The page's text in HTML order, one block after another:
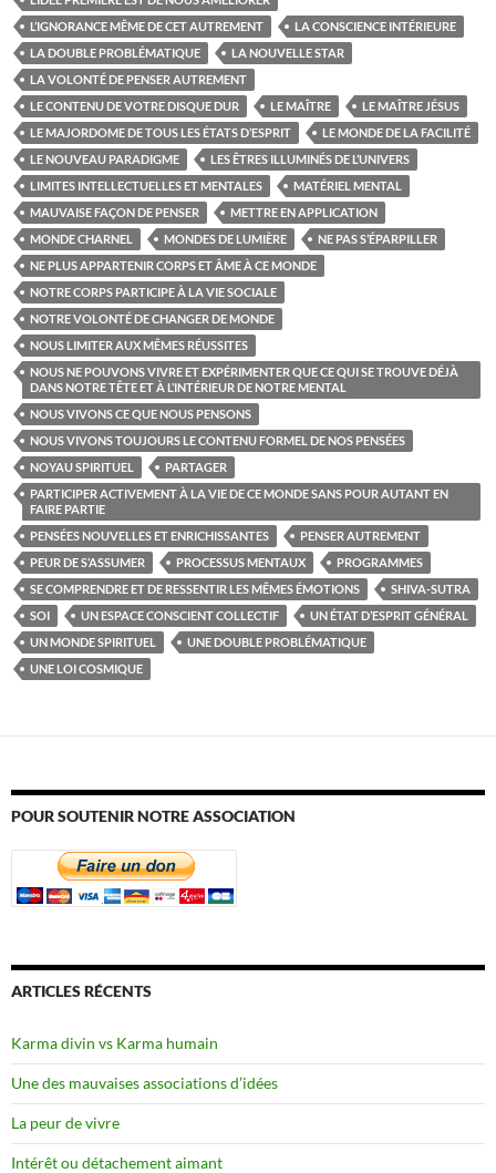
L’IGNORANCE MÊME DE CET AUTREMENT
LA CONSCIENCE INTÉRIEURE
LA DOUBLE PROBLÉMATIQUE
LA NOUVELLE STAR
LA VOLONTÉ DE PENSER AUTREMENT
LE CONTENU DE VOTRE DISQUE DUR
LE MAÎTRE
LE MAÎTRE JÉSUS
LE MAJORDOME DE TOUS LES ÉTATS D’ESPRIT
LE MONDE DE LA FACILITÉ
LE NOUVEAU PARADIGME
LES ÊTRES ILLUMINÉS DE L’UNIVERS
LIMITES INTELLECTUELLES ET MENTALES
MATÉRIEL MENTAL
MAUVAISE FAÇON DE PENSER
METTRE EN APPLICATION
MONDE CHARNEL
MONDES DE LUMIÈRE
NE PAS S’ÉPARPILLER
NE PLUS APPARTENIR CORPS ET ÂME À CE MONDE
NOTRE CORPS PARTICIPE À LA VIE SOCIALE
NOTRE VOLONTÉ DE CHANGER DE MONDE
NOUS LIMITER AUX MÊMES RÉUSSITES
NOUS NE POUVONS VIVRE ET EXPÉRIMENTER QUE CE QUI SE TROUVE DÉJÀ
DANS NOTRE TÊTE ET À L’INTÉRIEUR DE NOTRE MENTAL
NOUS VIVONS CE QUE NOUS PENSONS
NOUS VIVONS TOUJOURS LE CONTENU FORMEL DE NOS PENSÉES
NOYAU SPIRITUEL
PARTAGER
PARTICIPER ACTIVEMENT À LA VIE DE CE MONDE SANS POUR AUTANT EN
FAIRE PARTIE
PENSÉES NOUVELLES ET ENRICHISSANTES
PENSER AUTREMENT
PEUR DE S’ASSUMER
PROCESSUS MENTAUX
PROGRAMMES
SE COMPRENDRE ET DE RESSENTIR LES MÊMES ÉMOTIONS
SHIVA-SUTRA
SOI
UN ESPACE CONSCIENT COLLECTIF
UN ÉTAT D’ESPRIT GÉNÉRAL
UN MONDE SPIRITUEL
UNE DOUBLE PROBLÉMATIQUE
UNE LOI COSMIQUE
POUR SOUTENIR NOTRE ASSOCIATION
ARTICLES RÉCENTS
Karma divin vs Karma humain
Une des mauvaises associations d’idées
La peur de vivre
Intérêt ou détachement aimant